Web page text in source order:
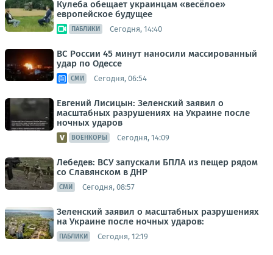
Кулеба обещает украинцам «весёлое»
европейское будущее
ПАБЛИКИ Сегодня, 14:40
ВС России 45 минут наносили массированный
удар по Одессе
СМИ Сегодня, 06:54
Евгений Лисицын: Зеленский заявил о
масштабных разрушениях на Украине после
ночных ударов
ВОЕНКОРЫ Сегодня, 14:09
Лебедев: ВСУ запускали БПЛА из пещер рядом
со Славянском в ДНР
СМИ Сегодня, 08:57
Зеленский заявил о масштабных разрушениях
на Украине после ночных ударов:
ПАБЛИКИ Сегодня, 12:19